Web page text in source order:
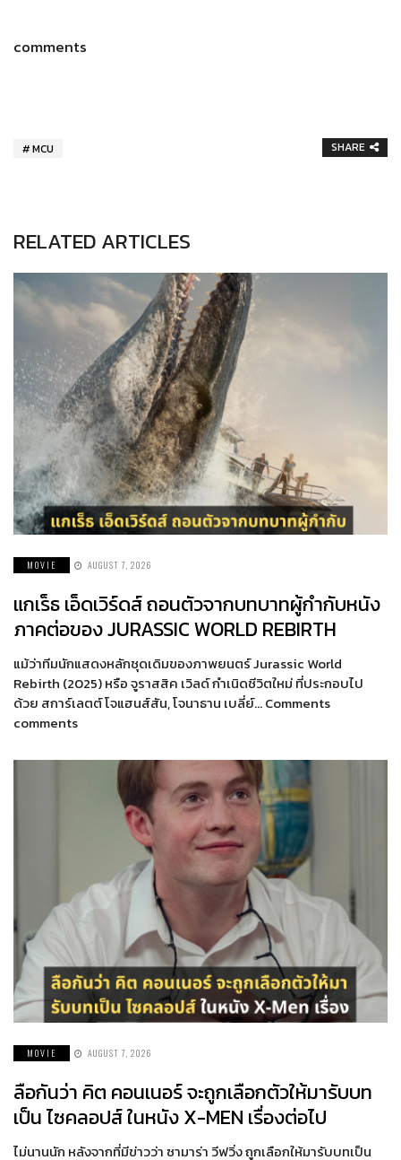
comments
MCU SHARE
RELATED ARTICLES
MOVIE AUGUST 7, 2026
แกเร็ธ เอ็ดเวิร์ดส์ ถอนตัวจากบทบาทผู้กำกับหนัง
ภาคต่อของ JURASSIC WORLD REBIRTH
แม้ว่าทีมนักแสดงหลักชุดเดิมของภาพยนตร์ Jurassic World
Rebirth (2025) หรือ จูราสสิค เวิลด์ กำเนิดชีวิตใหม่ ที่ประกอบไป
ด้วย สการ์เลตต์ โจแฮนส์สัน, โจนาธาน เบลี่ย์… Comments
comments
MOVIE AUGUST 7, 2026
ลือกันว่า คิต คอนเนอร์ จะถูกเลือกตัวให้มารับบท
เป็น ไซคลอปส์ ในหนัง X-MEN เรื่องต่อไป
ไม่นานนัก หลังจากที่มีข่าวว่า ซามาร่า วีฟวิ่ง ถูกเลือกให้มารับบทเป็น